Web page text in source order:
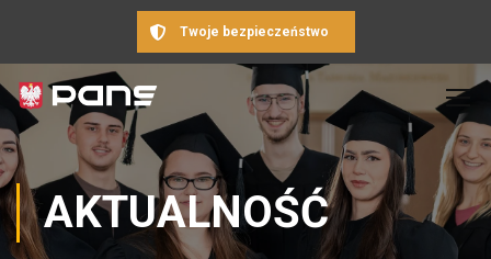
Twoje bezpieczeństwo
AKTUALNOŚĆ